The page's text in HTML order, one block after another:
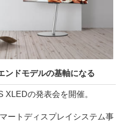
ンドモデルの基軸になる
XLEDの発表会を開催。
ートディスプレイシステム事